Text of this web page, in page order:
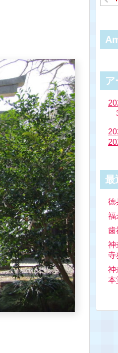
ア
最
徳
福
歯
神
寺
神
本